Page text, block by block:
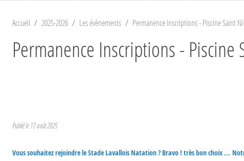
Accueil 2025-2026 Les évènements Permanence Inscriptions - Piscine Saint
Permanence Inscriptions - Piscine
Publié le 17 août 2025
Vous souhaitez rejoindre le Stade Lavallois Natation ? Bravo ! très bon choix ...